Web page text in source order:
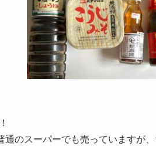
のスーパーでも売っていますが、